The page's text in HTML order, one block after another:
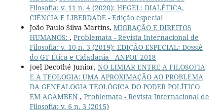
Filosofia: v. 11 n. 4 (2020): HEGEL: DIALÉTICA,
CIÊNCIA E LIBERDADE - Edição especial
João Paulo Silva Martins, MIGRAÇÃO E DIREITOS
HUMANOS: , Problemata - Revista Internacional de
Filosofia: v. 10 n. 3 (2019): EDIÇÃO ESPECIAL: Dossiê
do GT Ética e Cidadania - ANPOF 2018
Joel Decothé Junior, NO LIMIAR ENTRE A FILOSOFIA
E A TEOLOGIA: UMA APROXIMAÇÃO AO PROBLEMA
DA GENEALOGIA TEOLÓGICA DO PODER POLÍTICO
EM AGAMBEN , Problemata - Revista Internacional de
Filosofia: v. 6 n. 3 (2015)